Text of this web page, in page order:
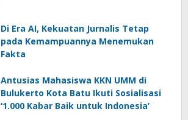
Di Era AI, Kekuatan Jurnalis Tetap
pada Kemampuannya Menemukan
Fakta
Antusias Mahasiswa KKN UMM di
Bulukerto Kota Batu Ikuti Sosialisasi
‘1.000 Kabar Baik untuk Indonesia’